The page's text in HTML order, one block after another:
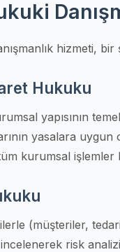
hizmeti,
Hukuku
yapısının
yasalara uygun
kurumsal işlemler
(müşteriler,
risk